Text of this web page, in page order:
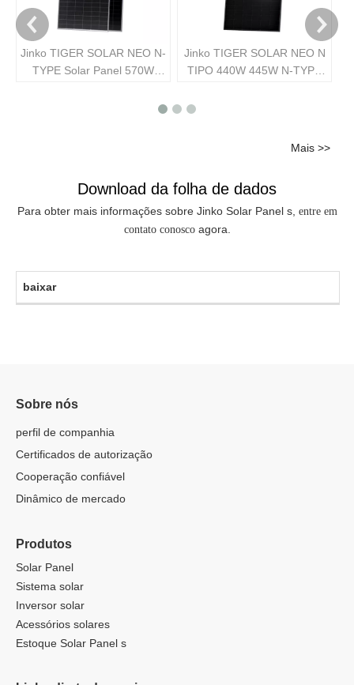
Jinko TIGER SOLAR NEO N-
TYPE Solar Panel 570W
Jinko TIGER SOLAR NEO N
TIPO 440W 445W N-TYPE
Mais >>
Download da folha de dados
Para obter mais informações sobre Jinko Solar Panel s, entre em
contato conosco agora.
baixar
Sobre nós
perfil de companhia
Certificados de autorização
Cooperação confiável
Dinâmico de mercado
Produtos
Solar Panel
Sistema solar
Inversor solar
Acessórios solares
Estoque Solar Panel s